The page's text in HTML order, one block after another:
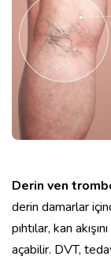
Derin ven
derin damarlar
pıhtılar, kan
açabilir. DVT,